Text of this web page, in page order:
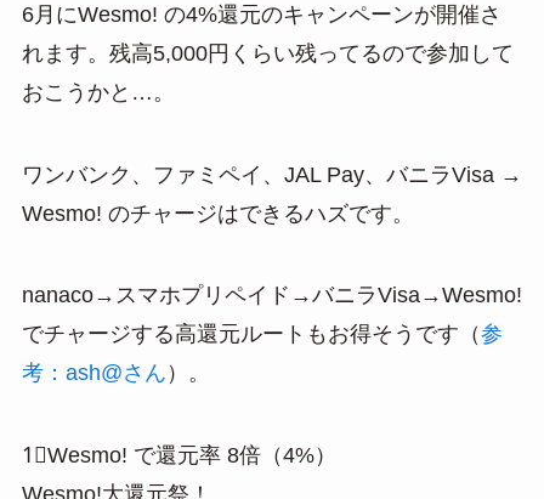
e
n
a
e
ail
6月にWesmo! の4%還元のキャンペーンが開催さ
れます。残高5,000円くらい残ってるので参加して
おこうかと…。
ワンバンク、ファミペイ、JAL Pay、バニラVisa →
Wesmo! のチャージはできるハズです。
nanaco→スマホプリペイド→バニラVisa→Wesmo!
でチャージする高還元ルートもお得そうです（参
考：ash@さん ）。
1⃣Wesmo! で還元率 8倍（4%）